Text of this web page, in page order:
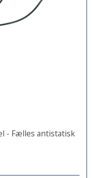
- Fælles antistatisk